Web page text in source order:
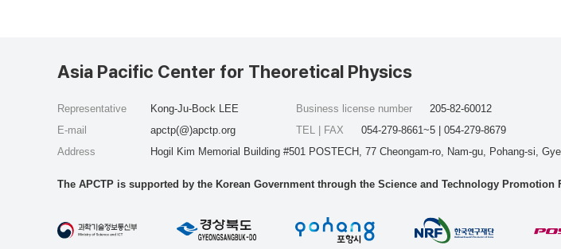
Asia Pacific Center for Theoretical Physics
Representative
Kong-Ju-Bock LEE
E-mail
apctp(@)apctp.org
Address
Hogil Kim Memorial Building #501 POSTECH, 77 Cheongam-ro, Nam-gu, Pohang-si,
Business license number
205-82-60012
TEL | FAX
054-279-8661~5 | 054-279-8679
The APCTP is supported by the Korean Government through the Science and Technology